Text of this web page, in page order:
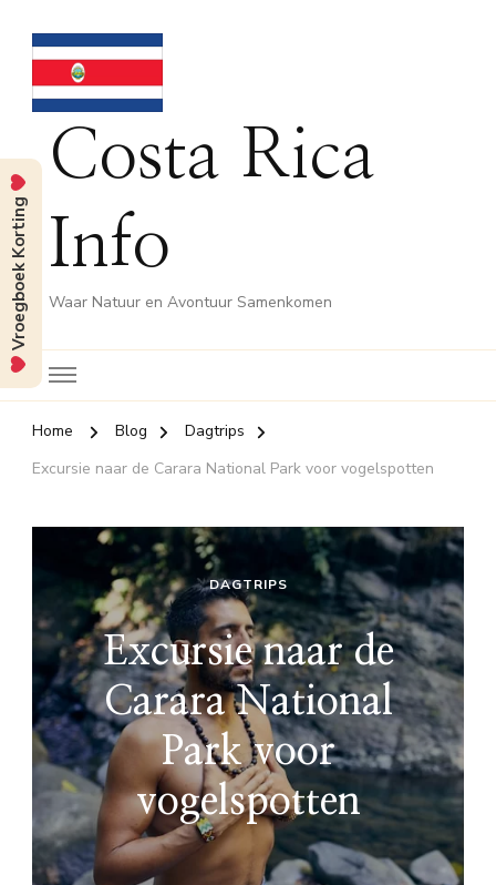
Costa Rica
Info
Waar Natuur en Avontuur Samenkomen
Home Blog
Dagtrips
Excursie naar de Carara National Park voor vogelspotten
DAGTRIPS
Excursie naar de
Carara National
Park voor
vogelspotten
Vroegboek Korting